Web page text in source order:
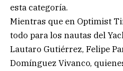
esta categoría.
Mientras que en Optimist
todo para los nautas del
Lautaro Gutiérrez, Felipe
Domínguez Vivanco,